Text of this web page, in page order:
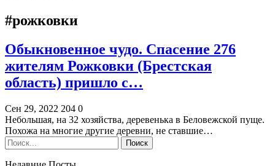
#рожковки
Обыкновенное чудо. Спасение 276
жителям Рожковки (Брестская
область) пришло с…
Сен 29, 2022 204 0
Небольшая, на 32 хозяйства, деревенька в Беловежской пуще.
Похожа на многие другие деревни, не ставшие…